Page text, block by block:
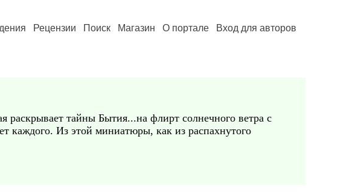
Рецензии Поиск Магазин О портале Вход для авторов
тайны Бытия...на флирт солнечного ветра с
каждого. Из этой миниатюры, как из распахнутого